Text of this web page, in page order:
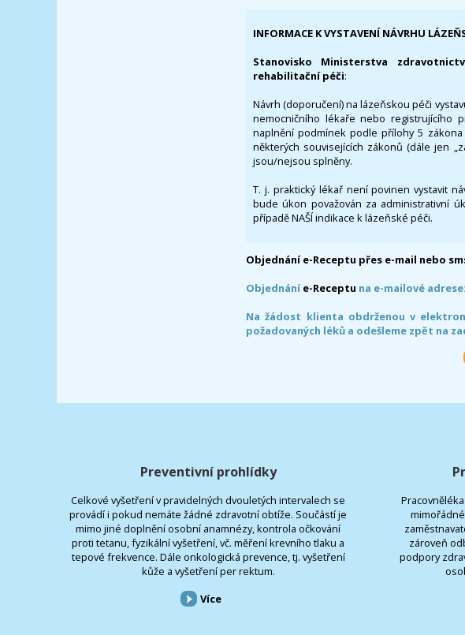
INFORMACE K VYSTAVENÍ NÁVRHU
Stanovisko Ministerstva
rehabilitační péči:
Návrh (doporučení) na lázeňskou péči
nemocničního lékaře nebo registrujícího
naplnění podmínek podle přílohy 5
některých souvisejících zákonů (dále jen
jsou/nejsou splněny.
T. j. praktický lékař není povinen vystavit
bude úkon považován za administrativní
případě NAŠÍ indikace k lázeňské péči.
Objednání e-Receptu přes e-mail nebo
Objednáníe-Receptu na e-mailové adrese:
Na žádost klienta obdrženou v
požadovaných léků a odešleme zpět na
Preventivní prohlídky
Celkové vyšetření v pravidelných dvouletých intervalech se
provádí i pokud nemáte žádné zdravotní obtíže. Součástí je
mimo jiné doplnění osobní anamnézy, kontrola očkování
proti tetanu, fyzikální vyšetření, vč. měření krevního tlaku a
tepové frekvence. Dále onkologická prevence, tj. vyšetření
kůže a vyšetření per rektum.
Více
zároveň
podpory